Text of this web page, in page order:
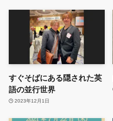
すぐそばにある隠された英
語の並行世界
2023年12月1日